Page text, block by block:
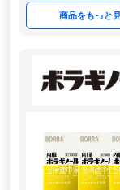
商品をもっと